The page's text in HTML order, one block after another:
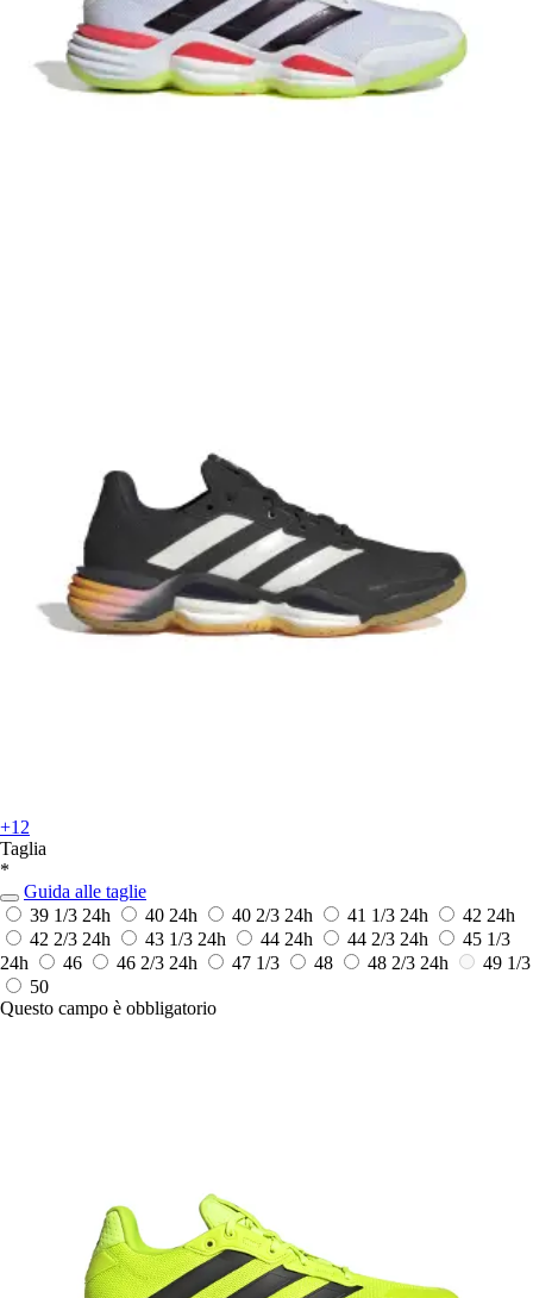
+12
Taglia
*
Guida alle taglie
39 1/3 24h 40 24h 40 2/3 24h 41 1/3 24h 42 24h
42 2/3 24h 43 1/3 24h 44 24h 44 2/3 24h
45 1/3
24h
46 46 2/3 24h 47 1/3 48 48 2/3 24h
49 1/3
50
Questo campo è obbligatorio